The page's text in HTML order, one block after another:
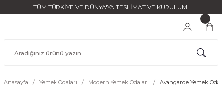
TÜM TÜRKİYE VE DÜNYA'YA TESLİMAT VE KURULUM.
Anasayfa Yemek Odaları Modern Yemek Odaları Avangarde Yemek